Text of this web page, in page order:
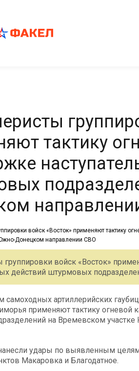
тактику
группировки войск «Восток»
действий штурмовых
артиллерийских
применяют тактику огневой
на Времевском
удары по выявленным
Макаровка и Благодатное.